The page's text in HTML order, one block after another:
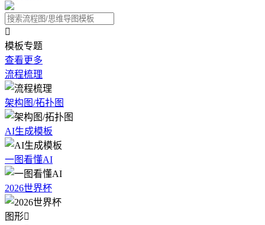

模板专题
查看更多
流程梳理
架构图/拓扑图
AI生成模板
一图看懂AI
2026世界杯
图形